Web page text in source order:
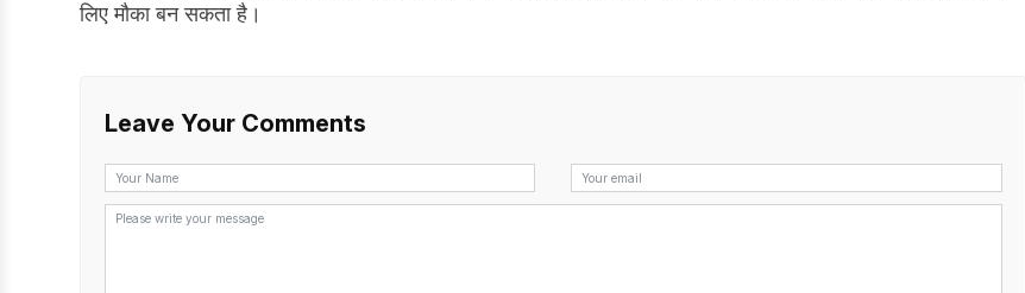
लिए मौका बन सकता है।
Leave Your Comments